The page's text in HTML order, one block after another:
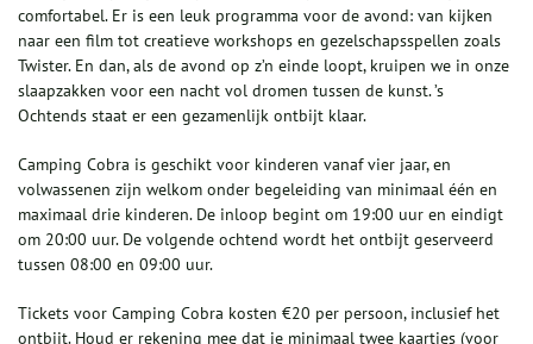
comfortabel. Er is een leuk programma voor de avond: van kijken
naar een film tot creatieve workshops en gezelschapsspellen zoals
Twister. En dan, als de avond op z’n einde loopt, kruipen we in onze
slaapzakken voor een nacht vol dromen tussen de kunst. ’s
Ochtends staat er een gezamenlijk ontbijt klaar.
Camping Cobra is geschikt voor kinderen vanaf vier jaar, en
volwassenen zijn welkom onder begeleiding van minimaal één en
maximaal drie kinderen. De inloop begint om 19:00 uur en eindigt
om 20:00 uur. De volgende ochtend wordt het ontbijt geserveerd
tussen 08:00 en 09:00 uur.
Tickets voor Camping Cobra kosten €20 per persoon, inclusief het
ontbijt. Houd er rekening mee dat je minimaal twee kaartjes (voor